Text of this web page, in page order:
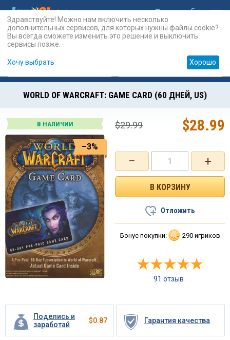
Карты Prepaid
WORLD OF WARCRAFT: GAME CARD (60 ДНЕЙ, US)
В НАЛИЧИИ
–3%
Поделись и
заработай
$0.87 Гарантия качества
+
−
$28.99
$29.99
Отложить
Бонус покупки: 290 игриков
91 отзыв
Здравствуйте! Можно нам включить несколько
дополнительных сервисов, для которых нужны файлы cookie?
Вы всегда сможете изменить это решение и выключить
сервисы позже.
Хочу выбрать Хорошо